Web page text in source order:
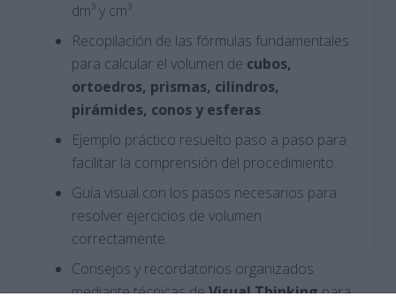
dm³ y cm³.
Recopilación de las fórmulas fundamentales
para calcular el volumen de cubos,
ortoedros, prismas, cilindros,
pirámides, conos y esferas.
Ejemplo práctico resuelto paso a paso para
facilitar la comprensión del procedimiento.
Guía visual con los pasos necesarios para
resolver ejercicios de volumen
correctamente.
Consejos y recordatorios organizados
mediante técnicas deVisual Thinkingpara